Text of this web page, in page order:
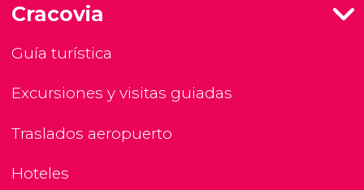
Cracovia
Guía turística
Excursiones y visitas guiadas
Traslados aeropuerto
Hoteles